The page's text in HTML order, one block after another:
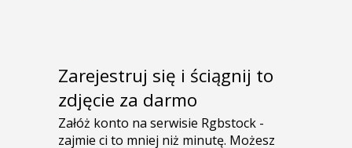
Zarejestruj się i ściągnij to
zdjęcie za darmo